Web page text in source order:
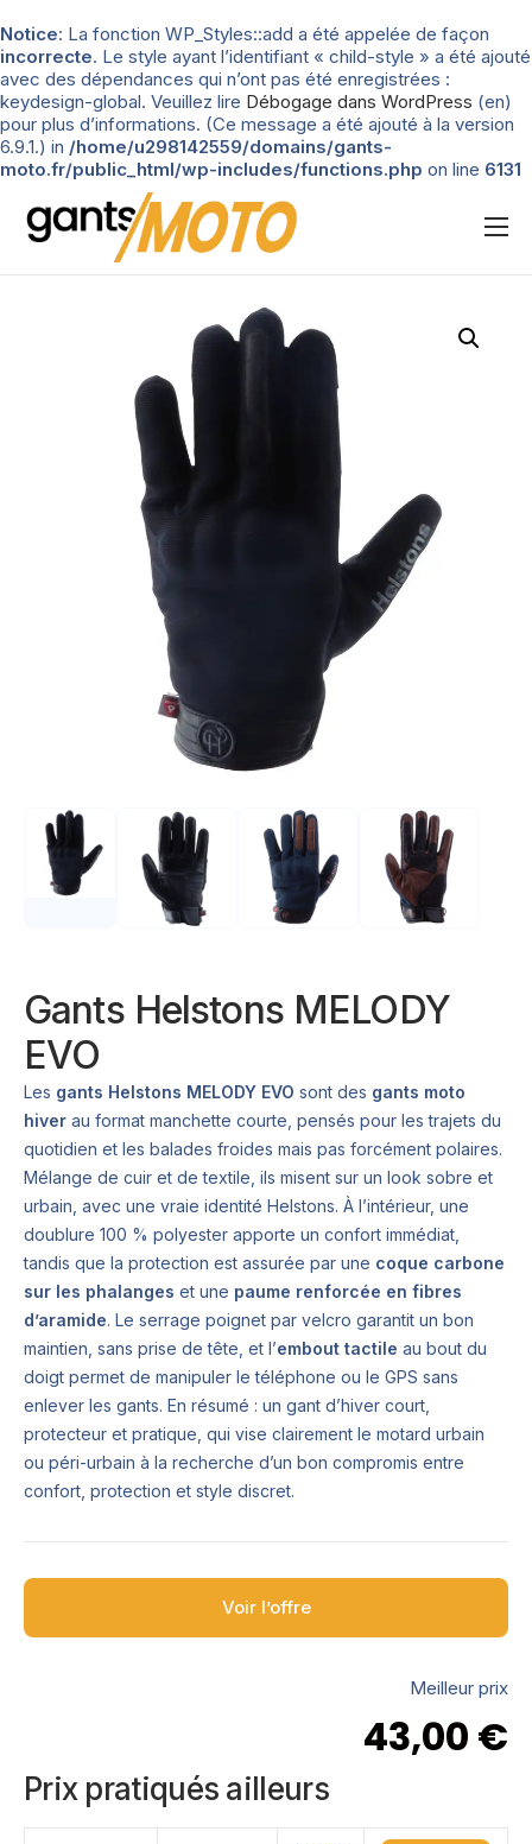
Notice: La fonction WP_Styles::add a été appelée de façon
incorrecte. Le style ayant l’identifiant « child-style » a été ajouté
avec des dépendances qui n’ont pas été enregistrées :
keydesign-global. Veuillez lire Débogage dans WordPress (en)
pour plus d’informations. (Ce message a été ajouté à la version
6.9.1.) in /home/u298142559/domains/gants-
moto.fr/public_html/wp-includes/functions.php on line 6131
Nos tests
Guide d’achat
Gants Helstons MELODY
EVO
Les gants Helstons MELODY EVO sont des gants moto
hiver au format manchette courte, pensés pour les trajets du
quotidien et les balades froides mais pas forcément polaires.
Mélange de cuir et de textile, ils misent sur un look sobre et
urbain, avec une vraie identité Helstons. À l’intérieur, une
doublure 100 % polyester apporte un confort immédiat,
tandis que la protection est assurée par une coque carbone
sur les phalanges et une paume renforcée en fibres
d’aramide. Le serrage poignet par velcro garantit un bon
maintien, sans prise de tête, et l’embout tactile au bout du
doigt permet de manipuler le téléphone ou le GPS sans
enlever les gants. En résumé : un gant d’hiver court,
protecteur et pratique, qui vise clairement le motard urbain
ou péri-urbain à la recherche d’un bon compromis entre
confort, protection et style discret.
Voir l’offre
Meilleur prix
43,00 €
Prix pratiqués ailleurs